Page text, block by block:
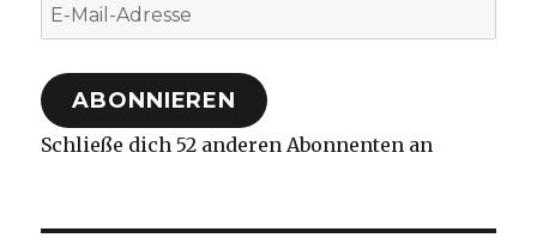
E-
Mail-
Adresse
ABONNIEREN
Schließe dich 52 anderen Abonnenten an